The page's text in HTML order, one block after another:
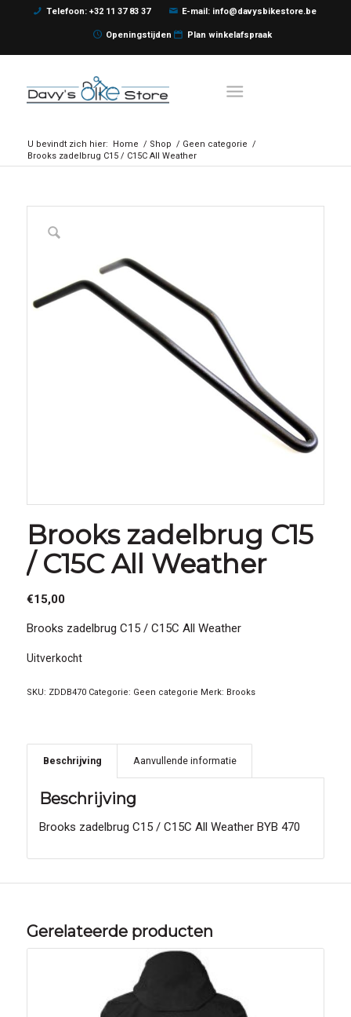
Telefoon: +32 11 37 83 37 E-mail: info@davysbikestore.be
Openingstijden Plan winkelafspraak
U bevindt zich hier: Home / Shop / Geen categorie /
Brooks zadelbrug C15 / C15C All Weather
Brooks zadelbrug C15
/ C15C All Weather
€15,00
Brooks zadelbrug C15 / C15C All Weather
Uitverkocht
SKU: ZDDB470 Categorie: Geen categorie Merk: Brooks
Beschrijving Aanvullende informatie
Beschrijving
Brooks zadelbrug C15 / C15C All Weather BYB 470
Gerelateerde producten